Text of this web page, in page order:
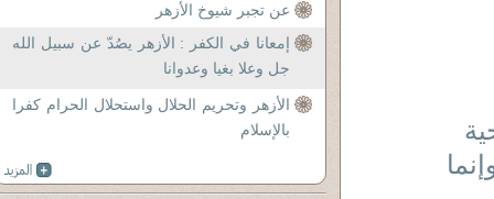
عن تجبر شيوخ الأزهر
إمعانا في الكفر : الأزهر يصُدّ عن سبيل الله
جل وعلا بغيا وعدوانا
الأزهر وتحريم الحلال واستحلال الحرام كفرا
بالإسلام